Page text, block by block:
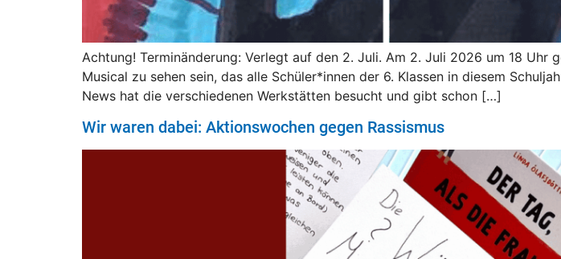
Achtung! Terminänderung: Verlegt auf den 2. Juli. Am 2. Juli 2026 um 18 Uhr
Musical zu sehen sein, das alle Schüler*innen der 6. Klassen in diesem
News hat die verschiedenen Werkstätten besucht und gibt schon […]
Wir waren dabei: Aktionswochen gegen Rassismus